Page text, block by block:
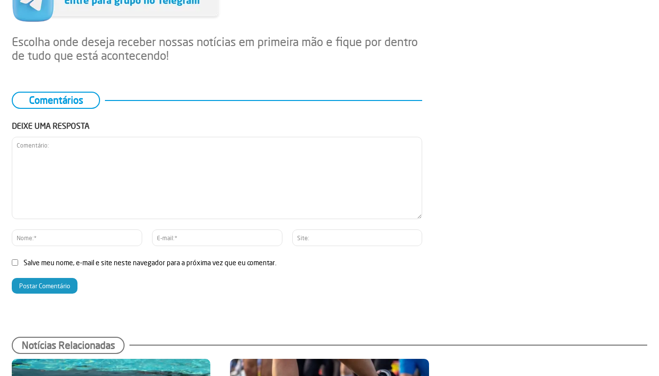
Escolha onde deseja receber nossas notícias em primeira mão e fique por dentro
de tudo que está acontecendo!
Comentários
DEIXE UMA RESPOSTA
Nome:*
E-
mail:*
Site:
Salve meu nome, e-mail e site neste navegador para a próxima vez que eu comentar.
Notícias Relacionadas